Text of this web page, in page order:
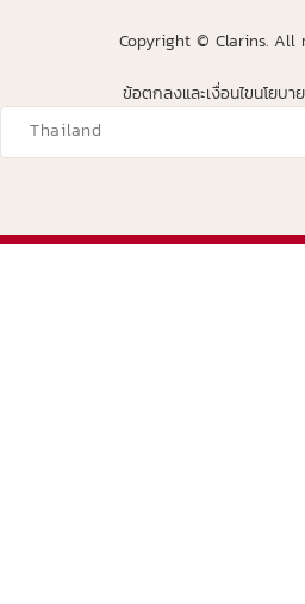
Copyright © Clarins. All
ข้อตกลงและเงื่อนไขนโยบา
Navigates to
Thailand